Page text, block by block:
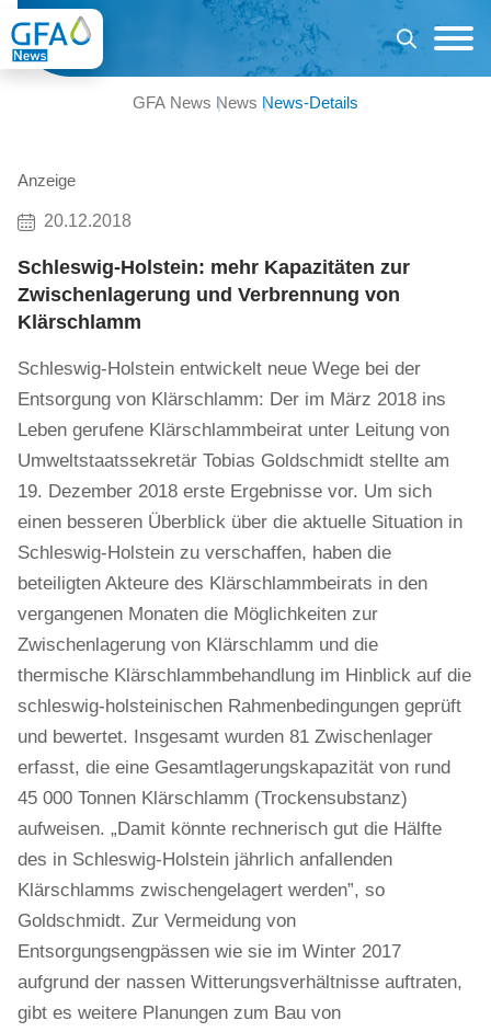
GFA News News News-Details
Anzeige
20.12.2018
Schleswig-Holstein: mehr Kapazitäten zur
Zwischenlagerung und Verbrennung von
Klärschlamm
Schleswig-Holstein entwickelt neue Wege bei der
Entsorgung von Klärschlamm: Der im März 2018 ins
Leben gerufene Klärschlammbeirat unter Leitung von
Umweltstaatssekretär Tobias Goldschmidt stellte am
19. Dezember 2018 erste Ergebnisse vor. Um sich
einen besseren Überblick über die aktuelle Situation in
Schleswig-Holstein zu verschaffen, haben die
beteiligten Akteure des Klärschlammbeirats in den
vergangenen Monaten die Möglichkeiten zur
Zwischenlagerung von Klärschlamm und die
thermische Klärschlammbehandlung im Hinblick auf die
schleswig-holsteinischen Rahmenbedingungen geprüft
und bewertet. Insgesamt wurden 81 Zwischenlager
erfasst, die eine Gesamtlagerungskapazität von rund
45 000 Tonnen Klärschlamm (Trockensubstanz)
aufweisen. „Damit könnte rechnerisch gut die Hälfte
des in Schleswig-Holstein jährlich anfallenden
Klärschlamms zwischengelagert werden”, so
Goldschmidt. Zur Vermeidung von
Entsorgungsengpässen wie sie im Winter 2017
aufgrund der nassen Witterungsverhältnisse auftraten,
gibt es weitere Planungen zum Bau von